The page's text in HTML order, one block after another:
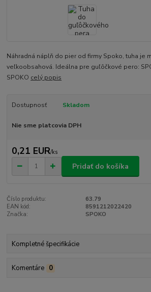
Náhradná náplň do pier od firmy Spoko, tuha je
veľkoobsahová. Ideálna pre guľôčkové pero:
SPOKO celý popis
Dostupnosť Skladom
Nie sme platcovia DPH
0,21 EUR/ks
Pridať do košíka
Číslo produktu:
63.79
EAN kód:
8591212022420
Značka:
SPOKO
Kompletné špecifikácie
Komentáre 0